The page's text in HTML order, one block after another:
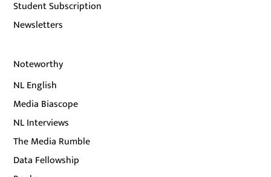
Student Subscription
Newsletters
Noteworthy
NL English
Media Biascope
NL Interviews
The Media Rumble
Data Fellowship